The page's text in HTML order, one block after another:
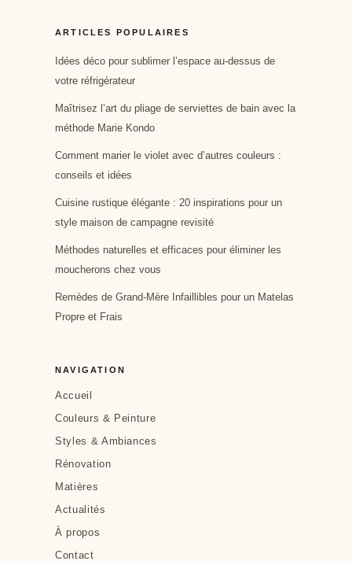
ARTICLES POPULAIRES
Idées déco pour sublimer l’espace au-dessus de
votre réfrigérateur
Maîtrisez l’art du pliage de serviettes de bain avec la
méthode Marie Kondo
Comment marier le violet avec d’autres couleurs :
conseils et idées
Cuisine rustique élégante : 20 inspirations pour un
style maison de campagne revisité
Méthodes naturelles et efficaces pour éliminer les
moucherons chez vous
Remèdes de Grand-Mère Infaillibles pour un Matelas
Propre et Frais
NAVIGATION
Accueil
Couleurs & Peinture
Styles & Ambiances
Rénovation
Matières
Actualités
À propos
Contact